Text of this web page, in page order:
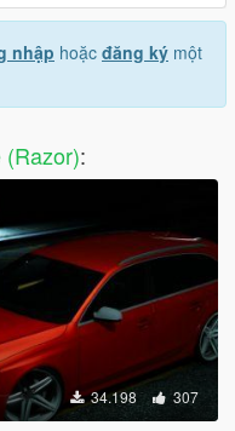
nhập hoặc đăng ký một
:
34.198 307